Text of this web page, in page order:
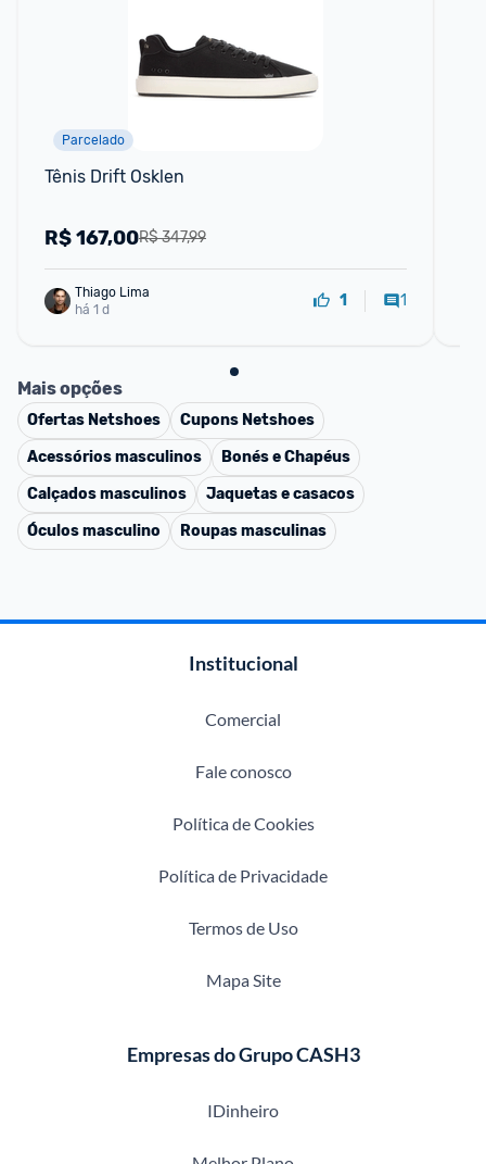
Parcelado
Tênis Drift Osklen
R$ 347,99
R$167,00
Thiago Lima
há 1 d
1 1
Mais opções
Ofertas Netshoes Cupons Netshoes
Acessórios masculinos
Bonés e Chapéus
Calçados masculinos
Jaquetas e casacos
Óculos masculino
Roupas masculinas
Institucional
Comercial
Fale conosco
Política de Cookies
Política de Privacidade
Termos de Uso
Mapa Site
Empresas do Grupo CASH3
IDinheiro